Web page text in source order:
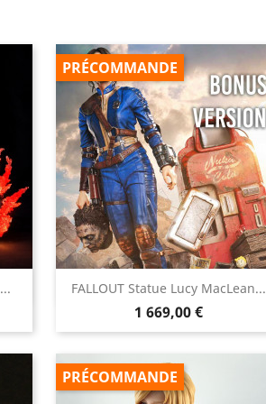
FALLOUT Statue Lucy MacLean...
Prix
1 669,00 €
PRÉCOMMANDE
Aperçu rapide
PRÉCOMMANDE